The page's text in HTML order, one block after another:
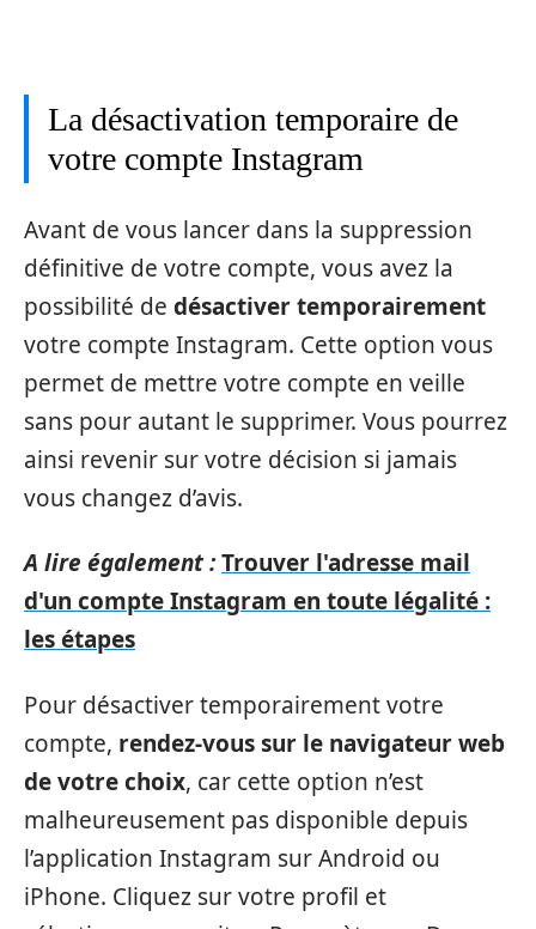
La désactivation temporaire de
votre compte Instagram
Avant de vous lancer dans la suppression
définitive de votre compte, vous avez la
possibilité de désactiver temporairement
votre compte Instagram. Cette option vous
permet de mettre votre compte en veille
sans pour autant le supprimer. Vous pourrez
ainsi revenir sur votre décision si jamais
vous changez d’avis.
A lire également :Trouver l'adresse mail
d'un compte Instagram en toute légalité :
les étapes
Pour désactiver temporairement votre
compte, rendez-vous sur le navigateur web
de votre choix, car cette option n’est
malheureusement pas disponible depuis
l’application Instagram sur Android ou
iPhone. Cliquez sur votre profil et